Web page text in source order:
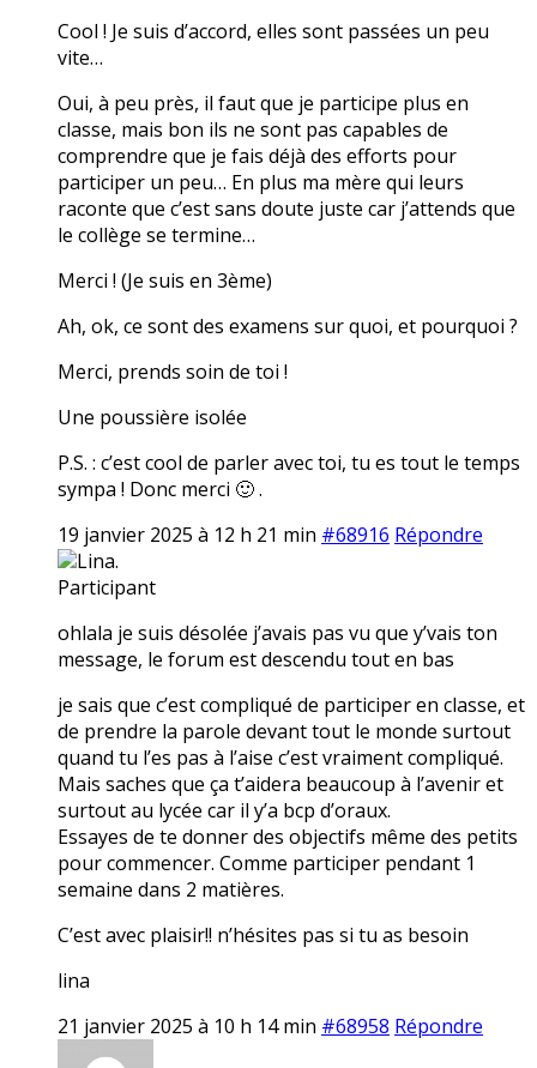
Cool ! Je suis d’accord, elles sont passées un peu
vite…
Oui, à peu près, il faut que je participe plus en
classe, mais bon ils ne sont pas capables de
comprendre que je fais déjà des efforts pour
participer un peu… En plus ma mère qui leurs
raconte que c’est sans doute juste car j’attends que
le collège se termine…
Merci ! (Je suis en 3ème)
Ah, ok, ce sont des examens sur quoi, et pourquoi ?
Merci, prends soin de toi !
Une poussière isolée
P.S. : c’est cool de parler avec toi, tu es tout le temps
sympa ! Donc merci 🙂 .
19 janvier 2025 à 12 h 21 min #68916 Répondre
Lina.
Participant
ohlala je suis désolée j’avais pas vu que y’vais ton
message, le forum est descendu tout en bas
je sais que c’est compliqué de participer en classe, et
de prendre la parole devant tout le monde surtout
quand tu l’es pas à l’aise c’est vraiment compliqué.
Mais saches que ça t’aidera beaucoup à l’avenir et
surtout au lycée car il y’a bcp d’oraux.
Essayes de te donner des objectifs même des petits
pour commencer. Comme participer pendant 1
semaine dans 2 matières.
C’est avec plaisir!! n’hésites pas si tu as besoin
lina
21 janvier 2025 à 10 h 14 min #68958 Répondre